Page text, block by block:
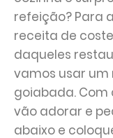
refeição? Para
receita de
daqueles
vamos usar um
goiabada. Com
vão adorar e
abaixo e